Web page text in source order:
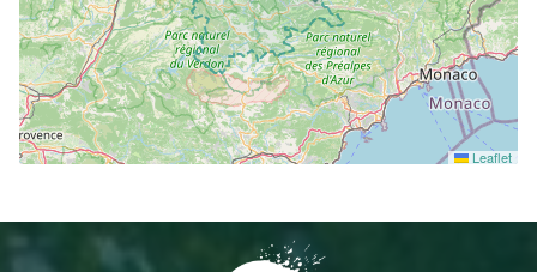
Leaflet